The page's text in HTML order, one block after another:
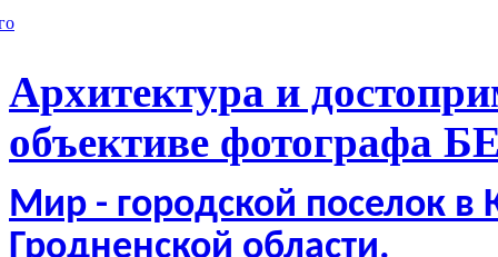
Архитектура и
объективе фотографа
Мир - городской поселок в
Гродненской области.